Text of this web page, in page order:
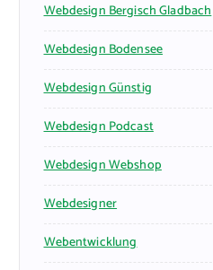
Webdesign Bergisch Gladbach
Webdesign Bodensee
Webdesign Günstig
Webdesign Podcast
Webdesign Webshop
Webdesigner
Webentwicklung